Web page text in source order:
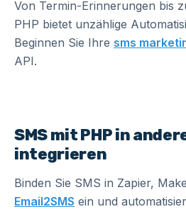
Von Termin-Erinnerungen bis
PHP bietet unzählige
Beginnen Sie Ihre sms
API.
SMS mit PHP in
integrieren
Binden Sie SMS in Zapier,
Email2SMS ein und